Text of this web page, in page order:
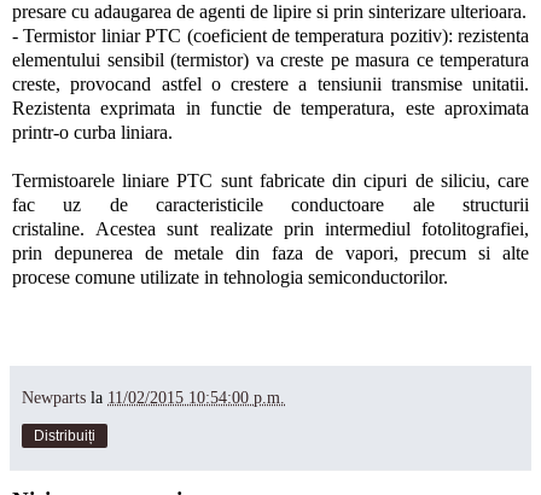
presare cu adaugarea de agenti de lipire si prin sinterizare ulterioara.
- Termistor liniar PTC (coeficient de temperatura pozitiv): rezistenta
elementului sensibil (termistor) va creste pe masura ce temperatura
creste, provocand astfel o crestere a tensiunii transmise unitatii.
Rezistenta exprimata in functie de temperatura, este aproximata
printr-o curba liniara.
Termistoarele liniare PTC sunt fabricate din cipuri de siliciu, care
fac uz de caracteristicile conductoare ale structurii
cristaline. Acestea sunt realizate prin intermediul fotolitografiei,
prin depunerea de metale din faza de vapori, precum si alte
procese comune utilizate in tehnologia semiconductorilor.
Newparts la 11/02/2015 10:54:00 p.m.
Distribuiți